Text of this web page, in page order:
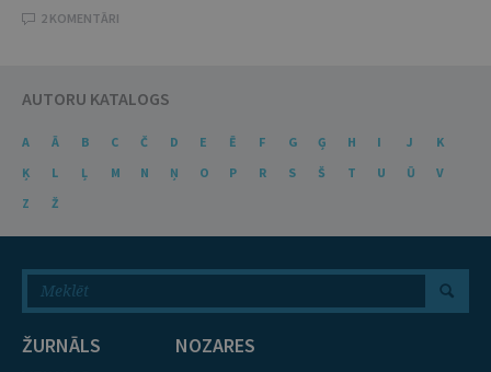
2 KOMENTĀRI
AUTORU KATALOGS
A Ā B C Č D E Ē F G Ģ H I J
K
Ķ
L Ļ M N Ņ O P R S Š T U Ū
V
Z
Ž
ŽURNĀLS
NOZARES